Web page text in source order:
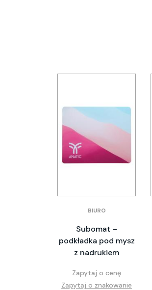
BIURO
Subomat –
podkładka pod mysz
z nadrukiem
Zapytaj o cenę
Zapytaj o znakowanie